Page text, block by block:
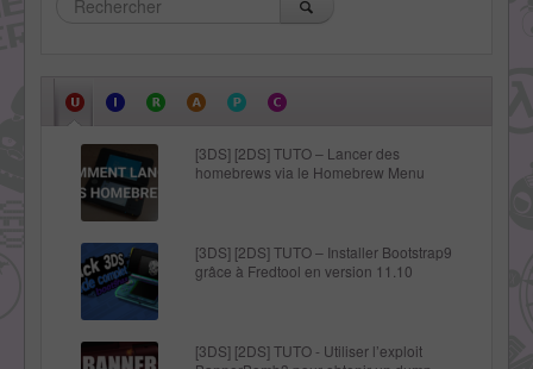
[3DS] [2DS] TUTO – Lancer des
homebrews via le Homebrew Menu
[3DS] [2DS] TUTO – Installer Bootstrap9
grâce à Fredtool en version 11.10
[3DS] [2DS] TUTO - Utiliser l’exploit